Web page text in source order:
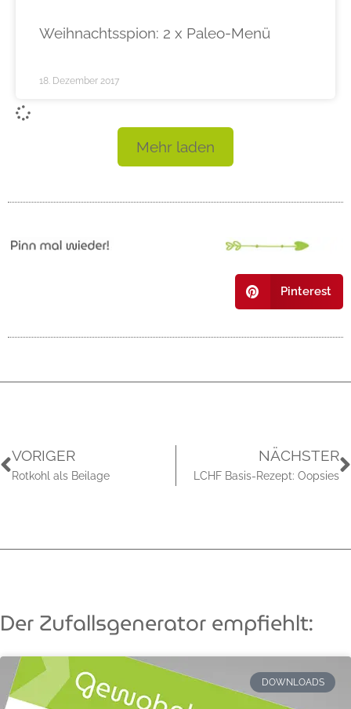
Weihnachtsspion: 2 x Paleo-Menü
18. Dezember 2017
Mehr laden
Pinterest
VORIGER
Rotkohl als Beilage
NÄCHSTER
LCHF Basis-Rezept: Oopsies
Der Zufallsgenerator empfiehlt:
DOWNLOADS